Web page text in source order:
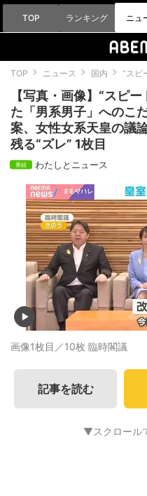
TOP ランキング ニュ
TOP ニュース 国内 “スピ
【写真・画像】“スピ
た「男系男子」へのこ
案、女性女系天皇の議
残る“ズレ” 1枚目
わたしとニュース
画像1枚目／10枚 臨時閣議
記事を読む
▼スクロール